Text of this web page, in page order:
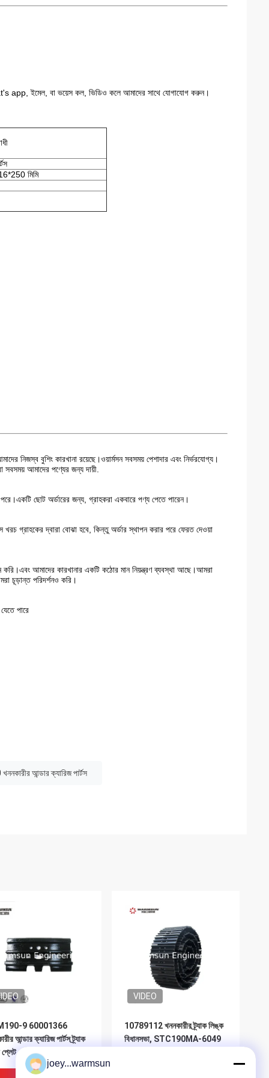
app, ইমেল, বা ভয়েস কল, ভিডিও কলে আমাদের সাথে যোগাযোগ করুন।
মিমি
নিজস্ব বুশিং কারখানা রয়েছে।ওয়ার্মসন সবসময় পেশাদার এবং নির্ভরযোগ্য।
সবসময় আমাদের পণ্যের জন্য দায়ী.
ছোট অর্ডারের জন্য, গ্রাহকরা একবারে পণ্য পেতে পারেন।
গ্রাহকের দ্বারা বোঝা হবে, কিন্তু অর্ডার স্থাপন করার পরে ফেরত দেওয়া
আমাদের কারখানার একটি কঠোর মান নিয়ন্ত্রণ ব্যবস্থা আছে।আমরা
চূড়ান্ত পরিদর্শনও করি।
পারে
আন্ডার ক্যারিজ পার্টস
9 60001366
আন্ডার ক্যারিজ পার্টস ট্র্যাক
VIDEO
10789112 খননকারীর ট্র্যাক লিঙ্ক
বিধানসভা, STC190MA-6049
joey...warmsun